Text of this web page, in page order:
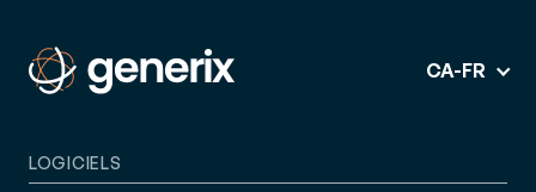
CA-FR
LOGICIELS